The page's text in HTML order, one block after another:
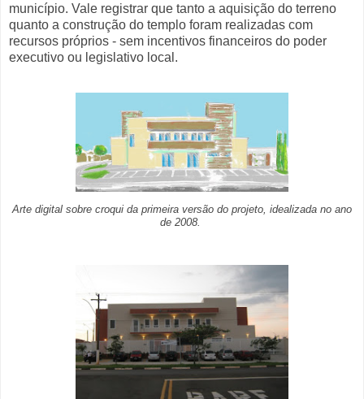
município. Vale registrar que tanto a aquisição do terreno
quanto a construção do templo foram realizadas com
recursos próprios - sem incentivos financeiros do poder
executivo ou legislativo local.
Arte digital sobre croqui da primeira versão do projeto, idealizada no ano
de 2008.